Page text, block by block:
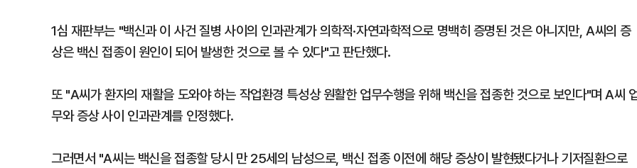
1심 재판부는 "백신과 이 사건 질병 사이의 인과관계가 의학적·자연과학적으로 명백히 증명된 것은 아니지만, A씨의 증
상은 백신 접종이 원인이 되어 발생한 것으로 볼 수 있다"고 판단했다.
또 "A씨가 환자의 재활을 도와야 하는 작업환경 특성상 원활한 업무수행을 위해 백신을 접종한 것으로 보인다"며 A씨
무와 증상 사이 인과관계를 인정했다.
그러면서 "A씨는 백신을 접종할 당시 만 25세의 남성으로, 백신 접종 이전에 해당 증상이 발현됐다거나 기저질환으로